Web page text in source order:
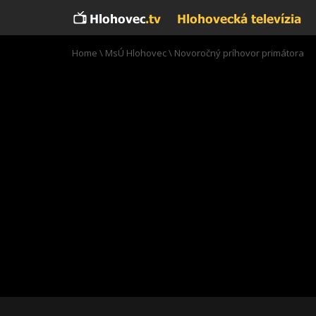
Home \ MsÚ Hlohovec\ Novoročný príhovor primátora